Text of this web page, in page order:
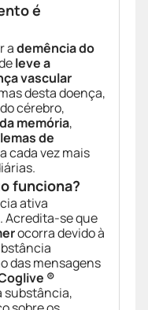
é
ademência do
leve a
vascular
desta doença,
cérebro,
memória,
de
cada vez mais
funciona?
ativa
. Acredita-se que
ocorra devido à
das mensagens
®
substância,